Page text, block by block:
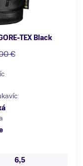
TEX Black
€
6,5